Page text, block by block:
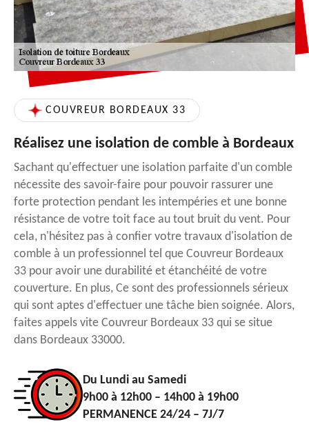
COUVREUR BORDEAUX 33
Réalisez une isolation de comble à Bordeaux
Sachant qu'effectuer une isolation parfaite d'un comble
nécessite des savoir-faire pour pouvoir rassurer une
forte protection pendant les intempéries et une bonne
résistance de votre toit face au tout bruit du vent. Pour
cela, n'hésitez pas à confier votre travaux d'isolation de
comble à un professionnel tel que Couvreur Bordeaux
33 pour avoir une durabilité et étanchéité de votre
couverture. En plus, Ce sont des professionnels sérieux
qui sont aptes d'effectuer une tâche bien soignée. Alors,
faites appels vite Couvreur Bordeaux 33 qui se situe
dans Bordeaux 33000.
Du Lundi au Samedi
9h00 à 12h00 – 14h00 à 19h00
PERMANENCE 24/24 – 7J/7